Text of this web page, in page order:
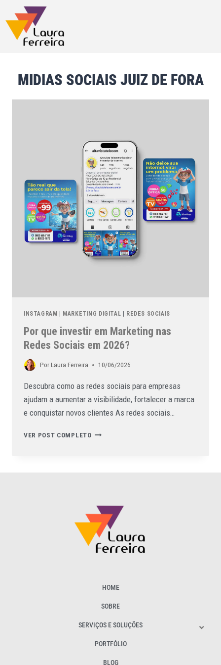
MIDIAS SOCIAIS JUIZ DE FORA
INSTAGRAM | MARKETING DIGITAL | REDES SOCIAIS
Por que investir em Marketing nas
Redes Sociais em 2026?
PorLaura Ferreira 10/06/2026
Descubra como as redes sociais para empresas
ajudam a aumentar a visibilidade, fortalecer a marca
e conquistar novos clientes As redes sociais…
VER POST COMPLETO
HOME
SOBRE
SERVIÇOS E SOLUÇÕES
PORTFÓLIO
BLOG